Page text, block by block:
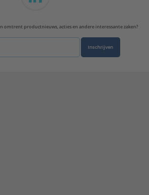
omtrent productnieuws, acties en andere interessante zaken?
Inschrijven